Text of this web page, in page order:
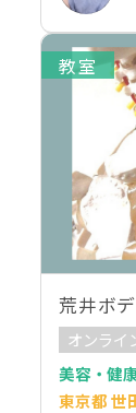
教室
荒井ボ
オンライ
美容・健
東京都 世